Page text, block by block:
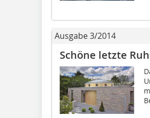
Ausgabe 3/2014
Schöne letzte